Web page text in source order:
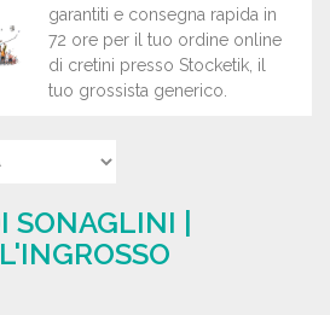
garantiti e consegna rapida in
72 ore per il tuo ordine online
di cretini presso Stocketik, il
tuo grossista generico.
SONAGLINI |